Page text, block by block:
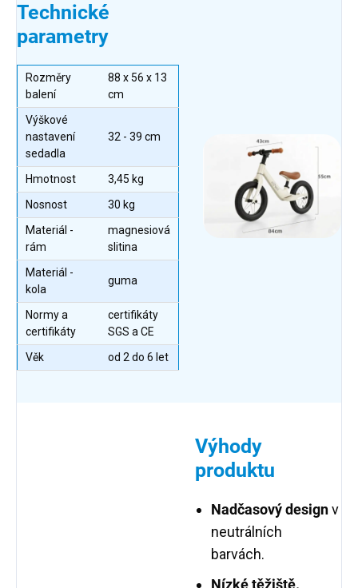
Technické
parametry
Rozměry
balení
88 x 56 x 13
cm
Výškové
nastavení
sedadla
32 - 39 cm
Hmotnost
3,45 kg
Nosnost
30 kg
Materiál -
rám
magnesiová
slitina
Materiál -
kola
guma
Normy a
certifikáty
certifikáty
SGS a CE
Věk
od 2 do 6 let
Výhody
produktu
Nadčasový designv
neutrálních
barvách.